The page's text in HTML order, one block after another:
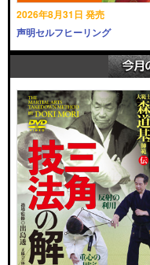
2026年8月31日 発売
声明セルフヒーリング